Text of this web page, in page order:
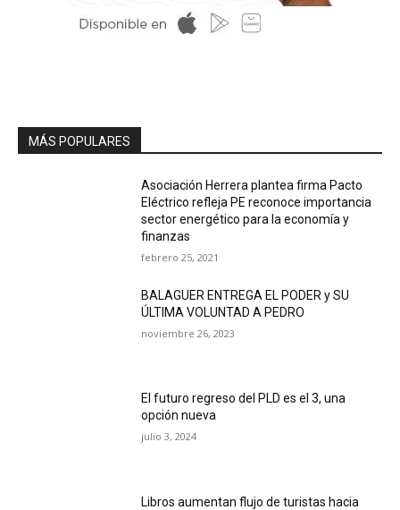
MÁS POPULARES
Asociación Herrera plantea firma Pacto
Eléctrico refleja PE reconoce importancia
sector energético para la economía y
finanzas
febrero 25, 2021
BALAGUER ENTREGA EL PODER y SU
ÚLTIMA VOLUNTAD A PEDRO
noviembre 26, 2023
El futuro regreso del PLD es el 3, una
opción nueva
julio 3, 2024
Libros aumentan flujo de turistas hacia